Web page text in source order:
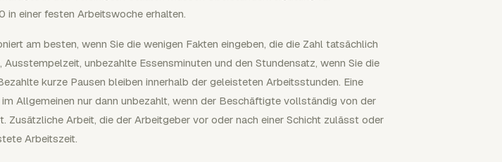
in einer festen Arbeitswoche erhalten.
am besten, wenn Sie die wenigen Fakten eingeben, die die Zahl tatsächlich
Ausstempelzeit, unbezahlte Essensminuten und den Stundensatz, wenn Sie die
kurze Pausen bleiben innerhalb der geleisteten Arbeitsstunden. Eine
Allgemeinen nur dann unbezahlt, wenn der Beschäftigte vollständig von der
Zusätzliche Arbeit, die der Arbeitgeber vor oder nach einer Schicht zulässt oder
Arbeitszeit.